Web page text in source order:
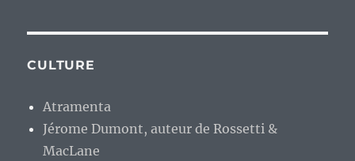
CULTURE
Atramenta
Jérome Dumont, auteur de Rossetti &
MacLane